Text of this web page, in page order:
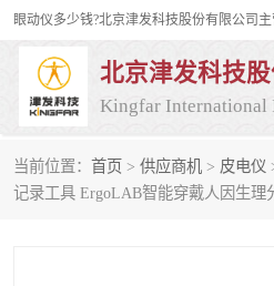
北京津发科技
Kingfar International
当前位置： 首页 > 供应商机 > 皮电仪
记录工具 ErgoLAB智能穿戴人因生理
皮电仪